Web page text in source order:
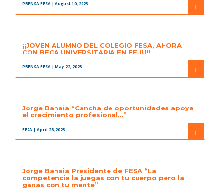
PRENSA FESA | August 10, 2023 +
¡¡JOVEN ALUMNO DEL COLEGIO FESA, AHORA
CON BECA UNIVERSITARIA EN EEUU!!
PRENSA FESA | May 22, 2023 +
Jorge Bahaia “Cancha de oportunidades apoya
el crecimiento profesional…”
FESA | April 28, 2023 +
Jorge Bahaia Presidente de FESA “La
competencia la juegas con tu cuerpo pero la
ganas con tu mente”